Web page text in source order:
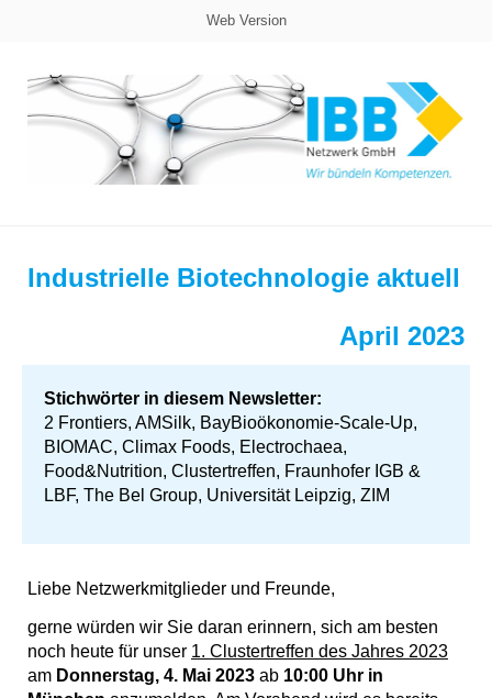
Web Version
Industrielle Biotechnologie aktuell
April 2023
Stichwörter in diesem Newsletter:
2 Frontiers, AMSilk, BayBioökonomie-Scale-Up,
BIOMAC, Climax Foods, Electrochaea,
Food&Nutrition, Clustertreffen, Fraunhofer IGB &
LBF, The Bel Group, Universität Leipzig, ZIM
Liebe Netzwerkmitglieder und Freunde,
gerne würden wir Sie daran erinnern, sich am besten
noch heute für unser 1. Clustertreffen des Jahres 2023
am Donnerstag, 4. Mai 2023 ab 10:00 Uhr in